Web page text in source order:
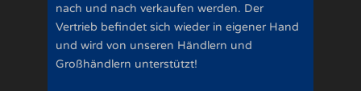
nach und nach verkaufen werden. Der
Vertrieb befindet sich wieder in eigener Hand
und wird von unseren Händlern und
Großhändlern unterstützt!